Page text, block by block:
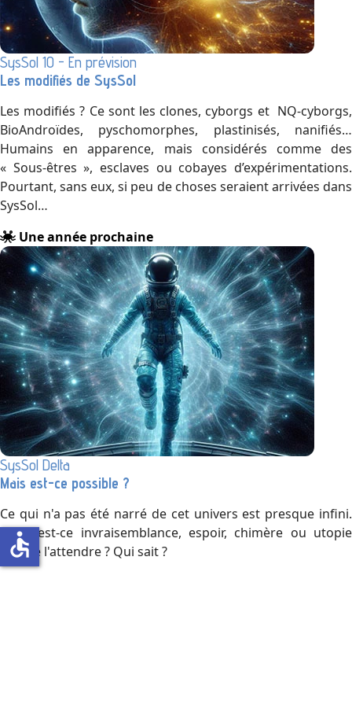
SysSol 10 - En prévision
Les modifiés de SysSol
Les modifiés ? Ce sont les clones, cyborgs et NQ-cyborgs,
BioAndroïdes, pyschomorphes, plastinisés, nanifiés…
Humains en apparence, mais considérés comme des
« Sous-êtres », esclaves ou cobayes d’expérimentations.
Pourtant, sans eux, si peu de choses seraient arrivées dans
SysSol…
Une année prochaine
SysSol Delta
Mais est-ce possible ?
Ce qui n'a pas été narré de cet univers est presque infini.
Alors est-ce invraisemblance, espoir, chimère ou utopie
que de l'attendre ? Qui sait ?
accessible